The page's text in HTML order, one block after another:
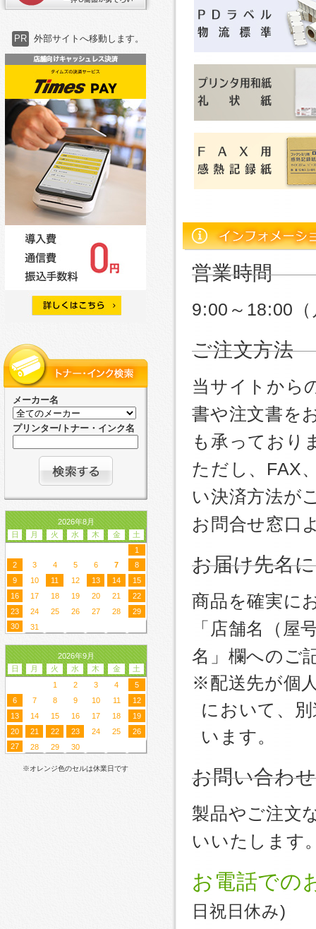
PR 外部サイトへ移動します。
メーカー名
プリンター/トナー・インク名
2026年8月
日
月 火 水 木 金
土
1
2
3 4 5 6 7
8
9
10 11 12 13 14
15
16
17 18 19 20 21
22
23
24 25 26 27 28
29
30
31
2026年9月
日
月 火 水 木 金
土
1
2 3 4
5
6
7 8 9 10 11
12
13
14 15 16 17 18
19
20
21 22 23 24 25
26
27
28 29 30
※オレンジ色のセルは休業日です
営業時間
9:00～18:00
ご注文方法
当サイトから
書や注文書を
も承っており
ただし、FAX
い決済方法が
お問合せ窓口
お届け先名
商品を確実に
「店舗名（屋
名」欄へのご
※配送先が個
において、
います。
お問い合わせ
製品やご注文
いいたします
お電話での
日祝日休み)